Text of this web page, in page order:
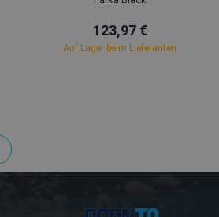
123,97 €
Auf Lager beim Lieferanten